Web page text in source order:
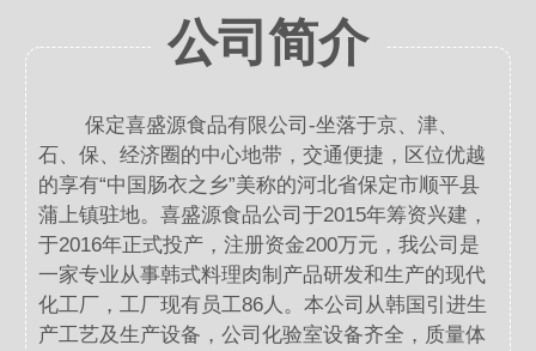
公司简介
保定喜盛源食品有限公司-坐落于京、津、
石、保、经济圈的中心地带，交通便捷，区位优越
的享有“中国肠衣之乡”美称的河北省保定市顺平县
蒲上镇驻地。喜盛源食品公司于2015年筹资兴建，
于2016年正式投产，注册资金200万元，我公司是
一家专业从事韩式料理肉制产品研发和生产的现代
化工厂，工厂现有员工86人。本公司从韩国引进生
产工艺及生产设备，公司化验室设备齐全，质量体